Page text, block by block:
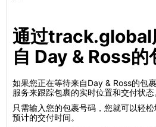
通过track.global
自 Day & Ross的
如果您正在等待来自Day & Ross的包
服务来跟踪包裹的实时位置和交付状态
只需输入您的包裹号码，您就可以轻
预计的交付时间。